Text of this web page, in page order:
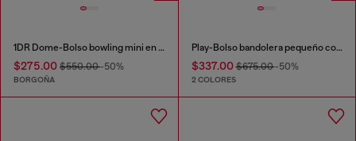
1DR Dome-Bolso bowling mini en piel
$275.00 $550.00-50%
BORGOÑA
Play-Bolso bandolera pequeño con cristales
$337.00$675.00-50%
2 COLORES